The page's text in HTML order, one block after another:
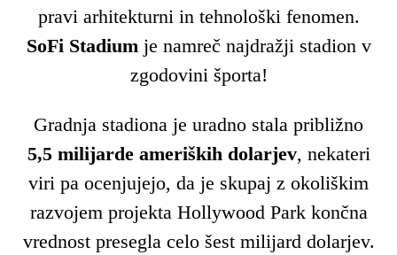
pravi arhitekturni in tehnološki fenomen.
SoFi Stadiumje namreč najdražji stadion v
zgodovini športa!
Gradnja stadiona je uradno stala približno
5,5 milijarde ameriških dolarjev, nekateri
viri pa ocenjujejo, da je skupaj z okoliškim
razvojem projekta Hollywood Park končna
vrednost presegla celo šest milijard dolarjev.